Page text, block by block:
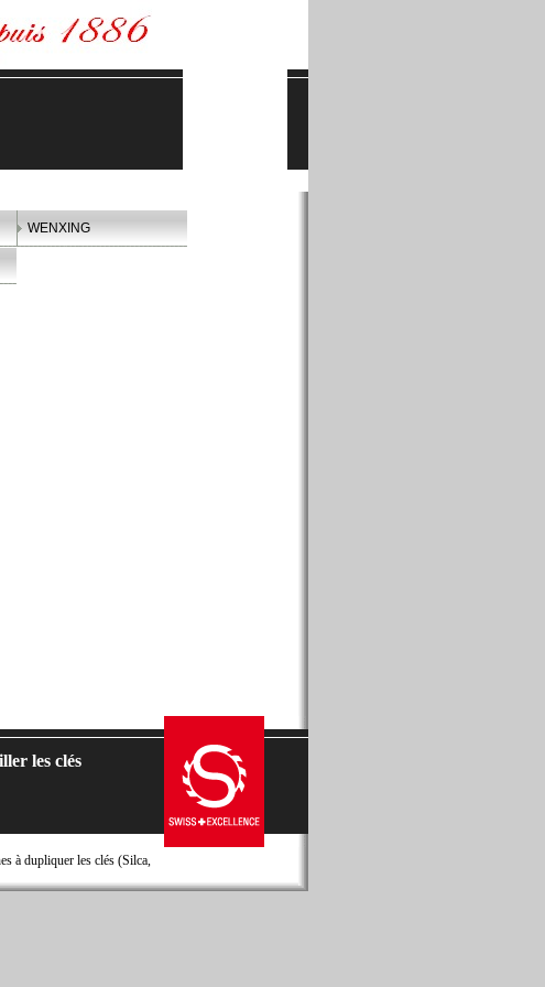
WENXING
les clés
à dupliquer les clés (Silca,